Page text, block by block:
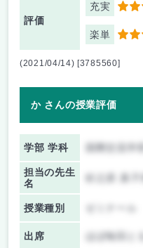
評価
充実 5
楽単 3
(2021/04/14) [3785560]
か さんの授業評価
学部 学科
担当の先生
名
授業種別
出席 ほぼ毎回とる